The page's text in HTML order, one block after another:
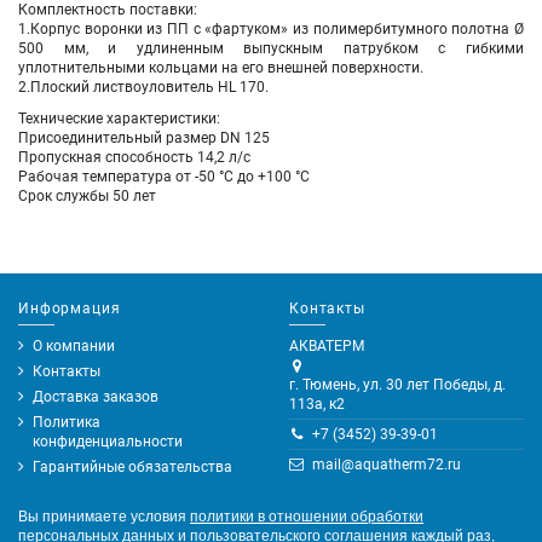
Комплектность поставки:
1.Корпус воронки из ПП с «фартуком» из полимербитумного полотна Ø
500 мм, и удлиненным выпускным патрубком с гибкими
уплотнительными кольцами на его внешней поверхности.
2.Плоский листвоуловитель HL 170.
Технические характеристики:
Присоединительный размер DN 125
Пропускная способность 14,2 л/с
Рабочая температура от -50 °С до +100 °С
Срок службы 50 лет
Информация
О компании
Контакты
Доставка заказов
Политика
конфиденциальности
Гарантийные обязательства
Контакты
АКВАТЕРМ
г. Тюмень, ул. 30 лет Победы, д.
113а, к2
+7 (3452) 39-39-01
mail@aquatherm72.ru
Вы принимаете условия политики в отношении обработки
персональных данных и пользовательского соглашения каждый раз,